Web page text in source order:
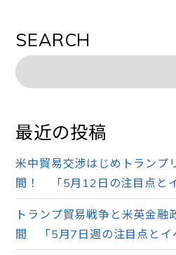
SEARCH
最近の投稿
米中貿易交渉はじめトランプ
間！ 「5月12日の注目点とイ
トランプ貿易戦争と米英金融
間 「5月7日週の注目点とイ